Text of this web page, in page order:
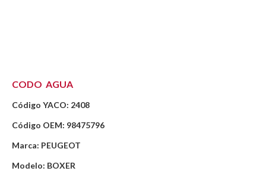
CODO AGUA
Código YACO: 2408
Código OEM: 98475796
Marca: PEUGEOT
Modelo: BOXER